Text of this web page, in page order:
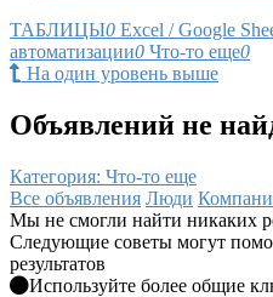
ТАБЛИЦЫ0 Excel / Google
автоматизации0 Что-то еще0
На один уровень выше
Объявлений не
Категория: Что-то еще
Все объявления Люди
Мы не смогли найти никаких
Следующие советы могут
результатов
Используйте более общие